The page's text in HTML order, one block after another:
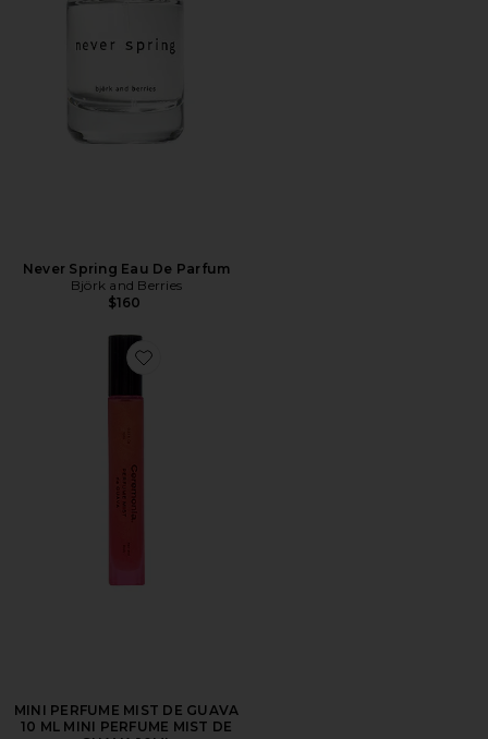
Never Spring Eau De Parfum
Björk and Berries
$160
Favorite MINI PERFUME MIST DE GUAVA 10 ML MINI
MINI PERFUME MIST DE GUAVA
10 ML MINI PERFUME MIST DE